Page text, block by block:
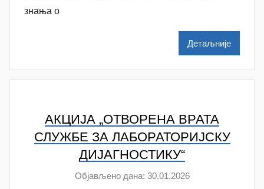
e
n
o
v
i
знања о
Детаљније
АКЦИЈА „ОТВОРЕНА ВРАТА
СЛУЖБЕ ЗА ЛАБОРАТОРИЈСКУ
ДИЈАГНОСТИКУ“
Објављено дана: 30.01.2026а